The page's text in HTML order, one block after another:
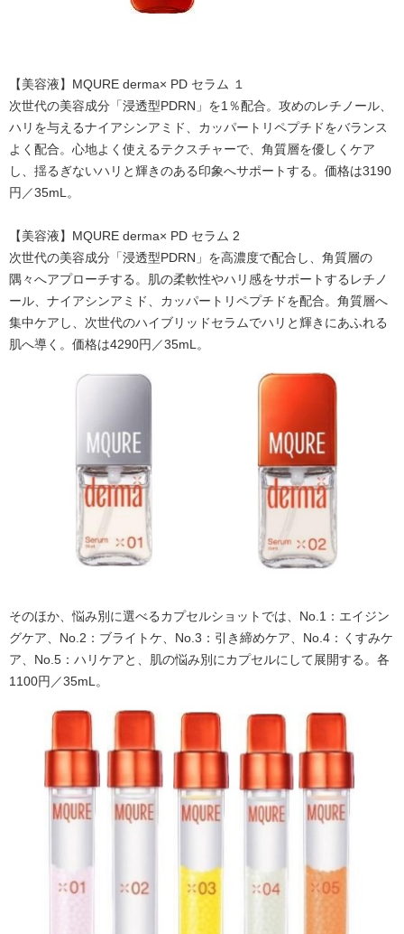
【美容液】MQURE derma× PD セラム １
次世代の美容成分「浸透型PDRN」を1％配合。攻めのレチノール、
ハリを与えるナイアシンアミド、カッパートリペプチドをバランス
よく配合。心地よく使えるテクスチャーで、角質層を優しくケア
し、揺るぎないハリと輝きのある印象へサポートする。価格は3190
円／35mL。
【美容液】MQURE derma× PD セラム 2
次世代の美容成分「浸透型PDRN」を高濃度で配合し、角質層の
隅々へアプローチする。肌の柔軟性やハリ感をサポートするレチノ
ール、ナイアシンアミド、カッパートリペプチドを配合。角質層へ
集中ケアし、次世代のハイブリッドセラムでハリと輝きにあふれる
肌へ導く。価格は4290円／35mL。
そのほか、悩み別に選べるカプセルショットでは、No.1：エイジン
グケア、No.2：ブライトケ、No.3：引き締めケア、No.4：くすみケ
ア、No.5：ハリケアと、肌の悩み別にカプセルにして展開する。各
1100円／35mL。